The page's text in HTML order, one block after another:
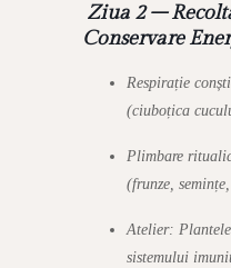
Ziua 2 –
Conservare
Respirație
(ciuboțica
Plimbare
(frunze,
Atelier:
sistemului